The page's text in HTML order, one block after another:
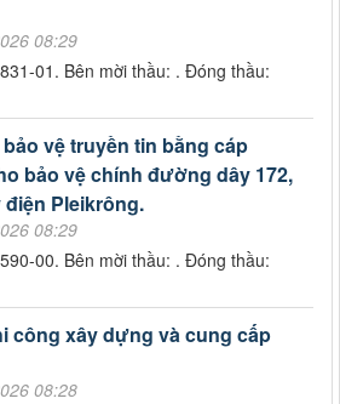
08:29
01. Bên mời thầu: . Đóng thầu:
vệ truyền tin bằng cáp
bảo vệ chính đường dây 172,
điện Pleikrông.
08:29
00. Bên mời thầu: . Đóng thầu:
công xây dựng và cung cấp
08:28